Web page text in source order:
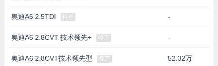
奥迪A6 2.5TDI 停产 -
奥迪A6 2.8CVT 技术领先+ 停产 -
奥迪A6 2.8CVT技术领先型 停产 52.32万